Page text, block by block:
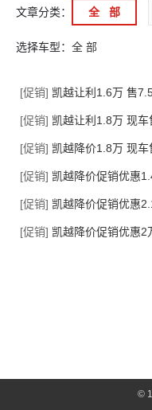
文章分类： 全   部
选择车型： 全 部
[促销] 凯越让利1.6万 售
[促销] 凯越让利1.8万 现
[促销] 凯越降价1.8万 现
[促销] 凯越降价促销优惠
[促销] 凯越降价促销优惠
[促销] 凯越降价促销优惠2
©